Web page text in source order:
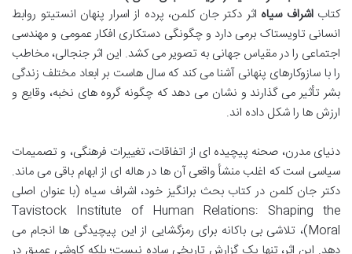
کتاباشراف سیاه اثر دکتر جان کلمن، پرده از اسرار پنهان انستیتو روابط
انسانی تاویستاک برمی دارد و چگونگی دستکاری افکار عمومی و مهندسی
اجتماعی را در مقیاس جهانی به تصویر می کشد. این اثر جنجالی، مخاطب
را با سازوکارهای پنهانی آشنا می کند که سال هاست بر ابعاد مختلف زندگی
بشر تأثیر می گذارند و نشان می دهد که چگونه گروه های نخبه، وقایع و
ارزش ها را شکل داده اند.
دنیای مدرن، صحنه پیچیده ای از اتفاقات، تغییرات فرهنگی، و تصمیمات
سیاسی است که اغلب منشأ واقعی آن ها در هاله ای از ابهام باقی می ماند.
دکتر جان کلمن در کتاب بحث برانگیز خود، اشراف سیاه (با عنوان اصلی
Tavistock Institute of Human Relations: Shaping the
Moral)، تلاشی بی باکانه برای رمزگشایی از این پیچیدگی ها انجام می